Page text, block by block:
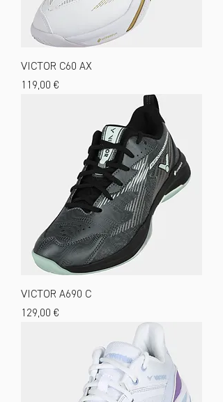
VICTOR C60 AX
Preis
119,00 €
VICTOR A690 C
Preis
129,00 €